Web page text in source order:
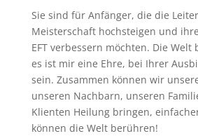
Sie sind für Anfänger, die die
Meisterschaft hochsteigen und
EFT verbessern möchten. Die Welt
es ist mir eine Ehre, bei Ihrer
sein. Zusammen können wir
unseren Nachbarn, unseren
Klienten Heilung bringen,
können die Welt berühren!